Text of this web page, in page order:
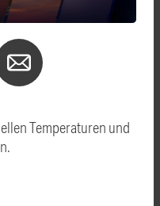
Temperaturen und